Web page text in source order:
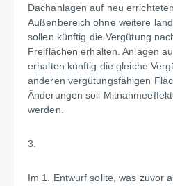
Dachanlagen auf neu
Außenbereich ohne weitere
sollen künftig die Vergütung
Freiflächen erhalten. Anlagen
erhalten künftig die gleiche
anderen vergütungsfähigen
Änderungen soll
werden.
3.
Im 1. Entwurf sollte, was zuvor